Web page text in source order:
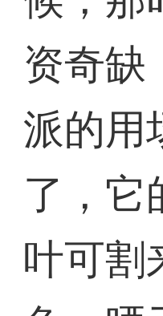
资奇缺
派的用
了，它
叶可割